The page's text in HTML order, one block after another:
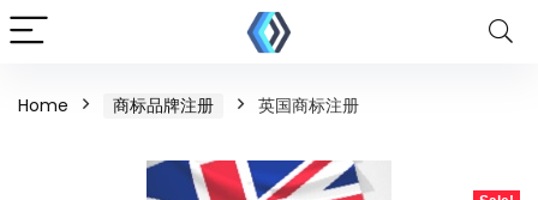
Home 商标品牌注册 英国商标注册